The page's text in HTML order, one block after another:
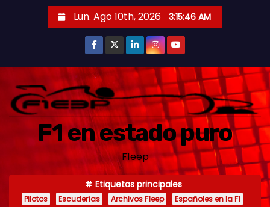
Lun. Ago 10th, 2026 3:15:47 AM
F1 en estado puro
F1eep
Etiquetas principales
Pilotos Escuderías Archivos F1eep
Españoles en la F1